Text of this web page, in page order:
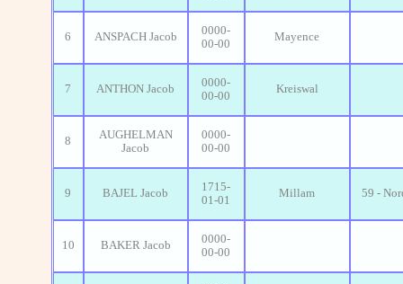
6 ANSPACH Jacob
0000-
00-00
Mayence
7 ANTHON Jacob
0000-
00-00
Kreiswal
8
AUGHELMAN
Jacob
0000-
00-00
9 BAJEL Jacob
1715-
01-01
Millam 59 -
10 BAKER Jacob
0000-
00-00